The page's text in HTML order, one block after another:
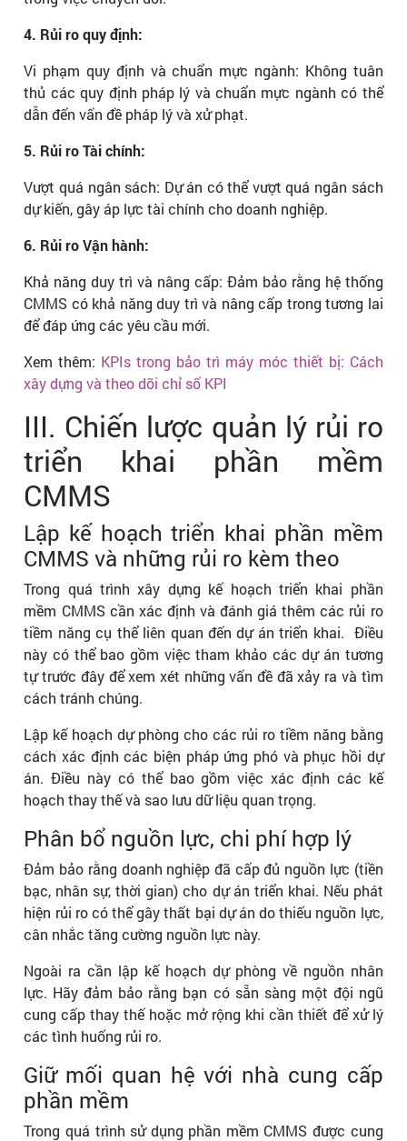
4. Rủi ro quy định:
Vi phạm quy định và chuẩn mực ngành: Không tuân
thủ các quy định pháp lý và chuẩn mực ngành có thể
dẫn đến vấn đề pháp lý và xử phạt.
5. Rủi ro Tài chính:
Vượt quá ngân sách: Dự án có thể vượt quá ngân sách
dự kiến, gây áp lực tài chính cho doanh nghiệp.
6. Rủi ro Vận hành:
Khả năng duy trì và nâng cấp: Đảm bảo rằng hệ thống
CMMS có khả năng duy trì và nâng cấp trong tương lai
để đáp ứng các yêu cầu mới.
Xem thêm: KPIs trong bảo trì máy móc thiết bị: Cách
xây dựng và theo dõi chỉ số KPI
III. Chiến lược quản lý rủi ro
triển khai phần mềm
CMMS
Lập kế hoạch triển khai phần mềm
CMMS và những rủi ro kèm theo
Trong quá trình xây dựng kế hoạch triển khai phần
mềm CMMS cần xác định và đánh giá thêm các rủi ro
tiềm năng cụ thể liên quan đến dự án triển khai. Điều
này có thể bao gồm việc tham khảo các dự án tương
tự trước đây để xem xét những vấn đề đã xảy ra và tìm
cách tránh chúng.
Lập kế hoạch dự phòng cho các rủi ro tiềm năng bằng
cách xác định các biện pháp ứng phó và phục hồi dự
án. Điều này có thể bao gồm việc xác định các kế
hoạch thay thế và sao lưu dữ liệu quan trọng.
Phân bổ nguồn lực, chi phí hợp lý
Đảm bảo rằng doanh nghiệp đã cấp đủ nguồn lực (tiền
bạc, nhân sự, thời gian) cho dự án triển khai. Nếu phát
hiện rủi ro có thể gây thất bại dự án do thiếu nguồn lực,
cân nhắc tăng cường nguồn lực này.
Ngoài ra cần lập kế hoạch dự phòng về nguồn nhân
lực. Hãy đảm bảo rằng bạn có sẵn sàng một đội ngũ
cung cấp thay thế hoặc mở rộng khi cần thiết để xử lý
các tình huống rủi ro.
Giữ mối quan hệ với nhà cung cấp
phần mềm
Trong quá trình sử dụng phần mềm CMMS được cung